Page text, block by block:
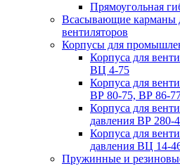
Прямоугольная
Всасывающие карманы
вентиляторов
Корпусы для
Корпуса для
ВЦ 4-75
Корпуса для
ВР 80-75, ВР 86-
Корпуса для
давления ВР 280-
Корпуса для
давления ВЦ 14-
Пружинные и